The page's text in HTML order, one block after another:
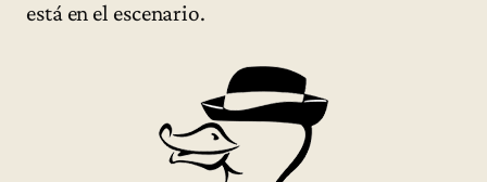
está en el escenario.